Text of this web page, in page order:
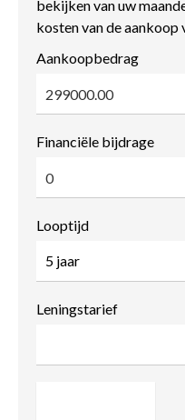
bekijken van uw
kosten van de aankoop
Aankoopbedrag
Financiële bijdrage
Looptijd
Leningstarief